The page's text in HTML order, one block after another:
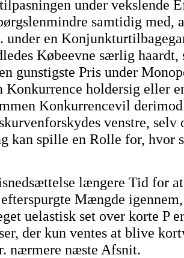
under vekslende
samtidig med,
under en
Købeevne særlig haardt,
gunstigste Pris under
Konkurrence holdersig eller
Konkurrencevil
venstre,
kan spille en Rolle for, hvor
længere Tid for
Mængde
uelastisk set over korte P
der kun ventes at blive
nærmere næste Afsnit.